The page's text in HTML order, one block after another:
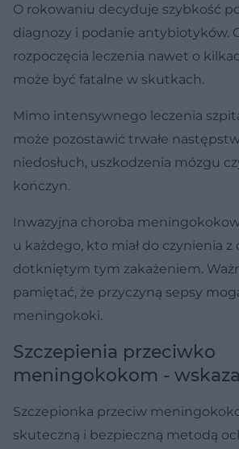
O rokowaniu decyduje szybkość
diagnozy i podanie antybiotyków.
rozpoczęcia leczenia nawet o
może być fatalne w skutkach.
Mimo intensywnego leczenia
może pozostawić trwałe
niedosłuch, uszkodzenia mózgu
kończyn.
Inwazyjna choroba
u każdego, kto miał do czynienia z
dotkniętym tym zakażeniem.
pamiętać, że przyczyną sepsy
meningokoki.
Szczepienia przeciwko
meningokokom -
Szczepionka przeciw
skuteczną i bezpieczną metodą